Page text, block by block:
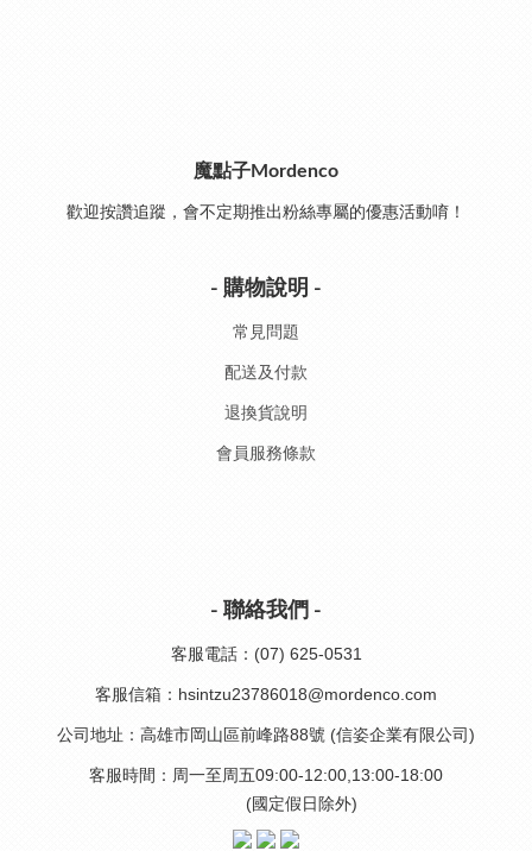
魔點子Mordenco
歡迎按讚追蹤，會不定期推出粉絲專屬的優惠活動唷！
- 購物說明 -
常見問題
配送及付款
退換貨說明
會員服務條款
- 聯絡我們 -
客服電話：(07) 625-0531
客服信箱：hsintzu23786018@mordenco.com
公司地址：高雄市岡山區前峰路88號 (信姿企業有限公司)
客服時間：周一至周五09:00-12:00,13:00-18:00
(國定假日除外)